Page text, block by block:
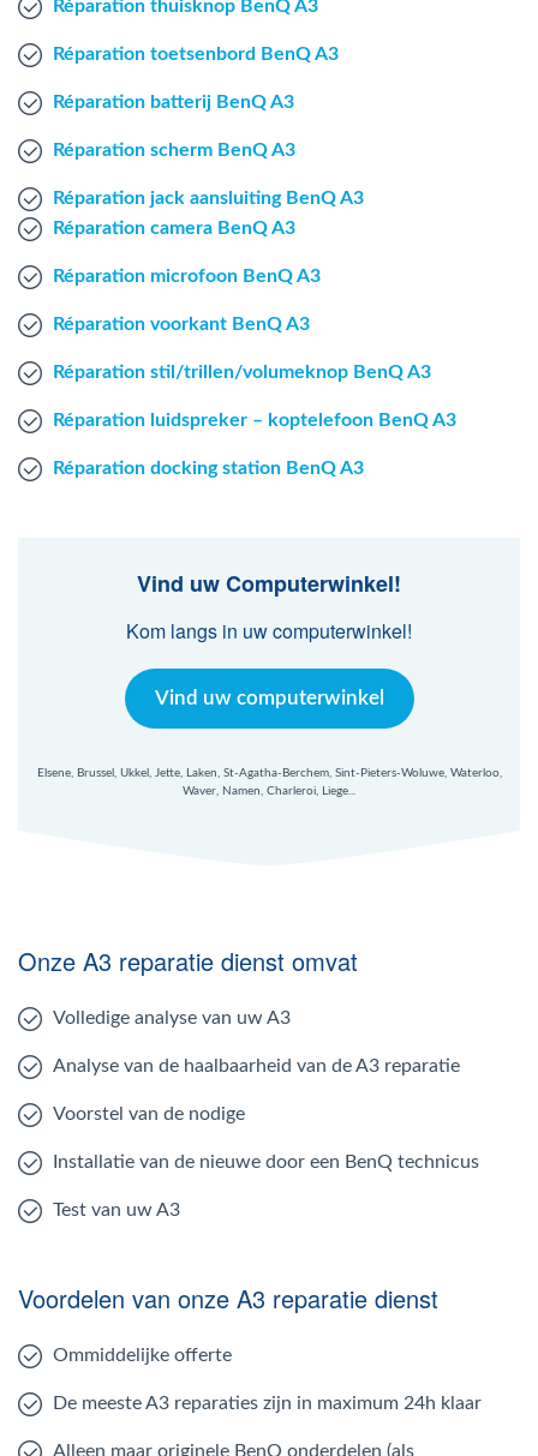
Mac Agent
Réparation thuisknop BenQ A3
Réparation toetsenbord BenQ A3
Réparation batterij BenQ A3
Réparation scherm BenQ A3
Réparation jack aansluiting BenQ A3
Réparation camera BenQ A3
Réparation microfoon BenQ A3
Réparation voorkant BenQ A3
Réparation stil/trillen/volumeknop BenQ A3
Réparation luidspreker – koptelefoon BenQ A3
Réparation docking station BenQ A3
Vind uw Computerwinkel!
Kom langs in uw computerwinkel!
Vind uw computerwinkel
Elsene, Brussel, Ukkel, Jette, Laken, St-Agatha-Berchem, Sint-Pieters-Woluwe, Waterloo,
Waver, Namen, Charleroi, Liege...
Onze A3 reparatie dienst omvat
Volledige analyse van uw A3
Analyse van de haalbaarheid van de A3 reparatie
Voorstel van de nodige
Installatie van de nieuwe door een BenQ technicus
Test van uw A3
Voordelen van onze A3 reparatie dienst
Ommiddelijke offerte
De meeste A3 reparaties zijn in maximum 24h klaar
Alleen maar originele BenQ onderdelen (als